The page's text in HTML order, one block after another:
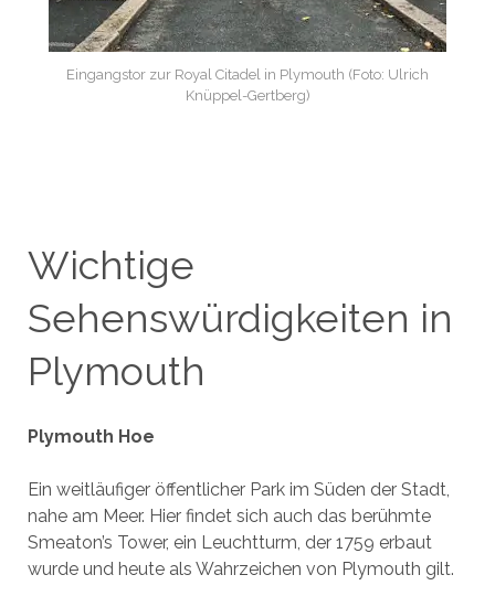
Eingangstor zur Royal Citadel in Plymouth (Foto: Ulrich
Knüppel-Gertberg)
Wichtige
Sehenswürdigkeiten in
Plymouth
Plymouth Hoe
Ein weitläufiger öffentlicher Park im Süden der Stadt,
nahe am Meer. Hier findet sich auch das berühmte
Smeaton’s Tower, ein Leuchtturm, der 1759 erbaut
wurde und heute als Wahrzeichen von Plymouth gilt.